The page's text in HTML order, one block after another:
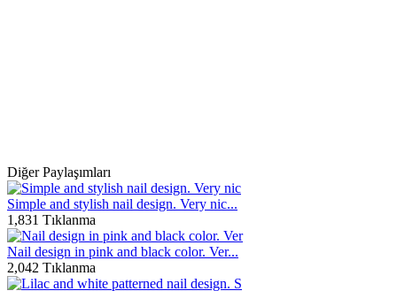
Diğer Paylaşımları
Simple and stylish nail design. Very nic...
1,831 Tıklanma
Nail design in pink and black color. Ver...
2,042 Tıklanma